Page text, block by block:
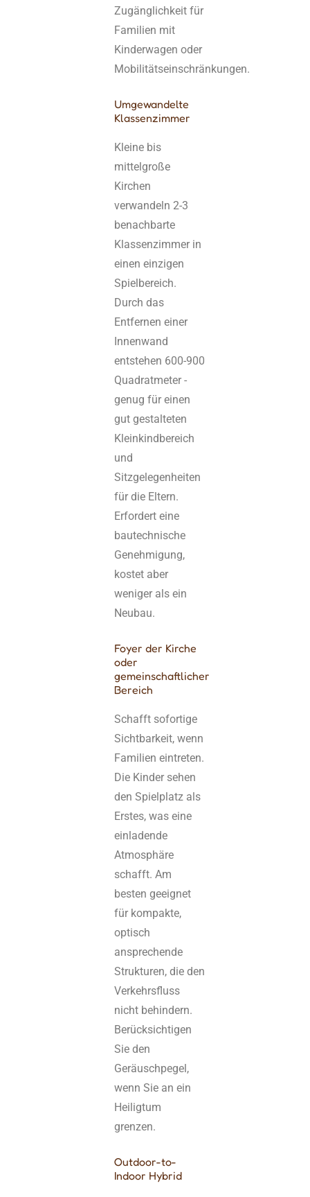
Zugänglichkeit für
Familien mit
Kinderwagen oder
Mobilitätseinschränkungen.
Umgewandelte
Klassenzimmer
Kleine bis
mittelgroße
Kirchen
verwandeln 2-3
benachbarte
Klassenzimmer in
einen einzigen
Spielbereich.
Durch das
Entfernen einer
Innenwand
entstehen 600-900
Quadratmeter -
genug für einen
gut gestalteten
Kleinkindbereich
und
Sitzgelegenheiten
für die Eltern.
Erfordert eine
bautechnische
Genehmigung,
kostet aber
weniger als ein
Neubau.
Foyer der Kirche
oder
gemeinschaftlicher
Bereich
Schafft sofortige
Sichtbarkeit, wenn
Familien eintreten.
Die Kinder sehen
den Spielplatz als
Erstes, was eine
einladende
Atmosphäre
schafft. Am
besten geeignet
für kompakte,
optisch
ansprechende
Strukturen, die den
Verkehrsfluss
nicht behindern.
Berücksichtigen
Sie den
Geräuschpegel,
wenn Sie an ein
Heiligtum
grenzen.
Outdoor-to-
Indoor Hybrid